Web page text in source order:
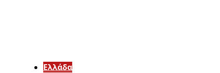
Ελλάδα